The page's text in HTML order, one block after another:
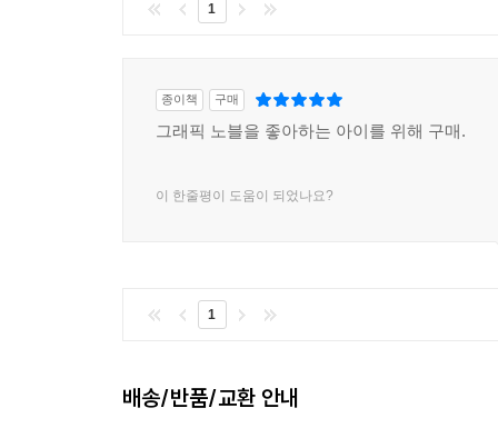
1
종이책 구매
그래픽 노블을 좋아하는 아이를 위해 구매.
이 한줄평이 도움이 되었나요?
1
배송/반품/교환 안내